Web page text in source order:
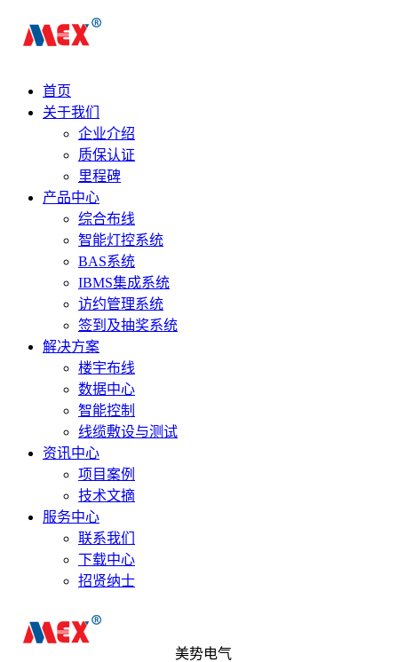
首页
关于我们
企业介绍
质保认证
里程碑
产品中心
综合布线
智能灯控系统
BAS系统
IBMS集成系统
访约管理系统
签到及抽奖系统
解决方案
楼宇布线
数据中心
智能控制
线缆敷设与测试
资讯中心
项目案例
技术文摘
服务中心
联系我们
下载中心
招贤纳士
美势电气